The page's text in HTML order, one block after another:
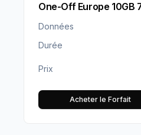
One-Off Europe 10GB
Données
Durée
Prix
Acheter le Forfait